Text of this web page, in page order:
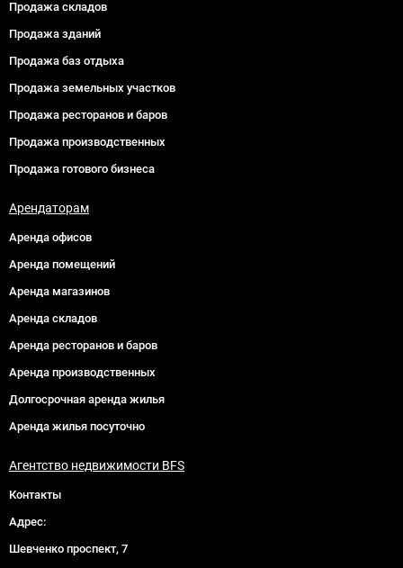
Продажа складов
Продажа зданий
Продажа баз отдыха
Продажа земельных участков
Продажа ресторанов и баров
Продажа производственных
Продажа готового бизнеса
Арендаторам
Аренда офисов
Аренда помещений
Аренда магазинов
Аренда складов
Аренда ресторанов и баров
Аренда производственных
Долгосрочная аренда жилья
Аренда жилья посуточно
Агентство недвижимости BFS
Контакты
Адрес:
Шевченко проспект, 7